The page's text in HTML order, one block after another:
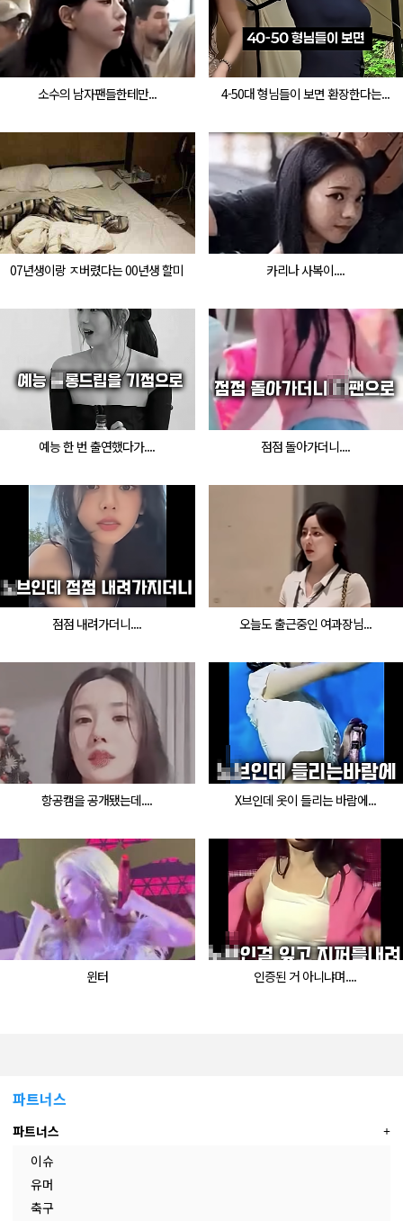
소수의 남자팬들한테만... 4-50대 형님들이 보면 환장한다는...
07년생이랑 ㅈ버렸다는 00년생 할미 카리나 사복이....
예능 한 번 출연했다가.... 점점 돌아가더니....
점점 내려가더니.... 오늘도 출근중인 여과장님...
항공캠을 공개됐는데.... X브인데 옷이 들리는 바람에...
윈터 인증된 거 아니냐며....
파트너스
파트너스
이슈
유머
축구